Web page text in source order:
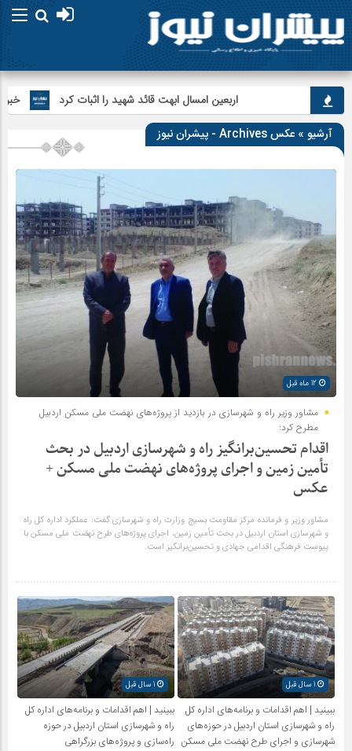
اربعین امسال ابهت قائد شهید را اثبات کرد
آرشیو » عکس Archives - پیشران نیوز
مشاور وزیر راه و شهرسازی در بازدید از پروژه‌های نهضت ملی مسکن اردبیل
مطرح کرد:
اقدام تحسین‌برانگیز راه و شهرسازی اردبیل در بحث
تأمین زمین و اجرای پروژه‌های نهضت ملی مسکن +
عکس
مشاور وزیر و فرمانده مرکز مقاومت بسیج وزارت راه و شهرسازی گفت: عملکرد اداره کل راه
و شهرسازی استان اردبیل در بحث تأمین زمین، اجرای پروژه‌های طرح نهضت ملی مسکن با
پیوست فرهنگی اقدامی جهادی و تحسین‌برانگیز است.
1 سال قبل
ببینید | اهم اقدامات و برنامه‌های اداره کل
راه و شهرسازی استان اردبیل در حوزه‌های
شهرسازی و اجرای طرح نهضت ملی مسکن
ببینید | اهم اقدامات و برنامه‌های اداره کل
راه و شهرسازی استان اردبیل در حوزه
راه‌سازی و پروژه‌های بزرگراهی